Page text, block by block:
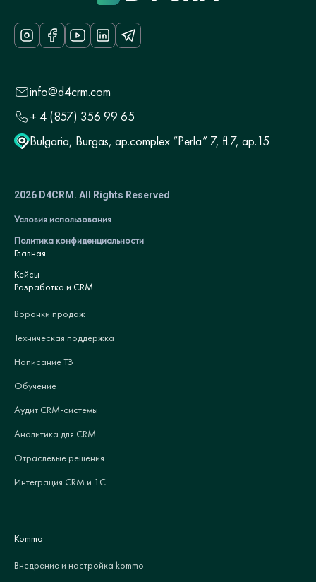
info@d4crm.com
+ 4 (857) 356 99 65
Bulgaria, Burgas, ap.complex “Perla” 7, fl.7, ap.15
2026 D4CRM. All Rights Reserved
Условия использования
Политика конфиденциальности
Главная
Кейсы
Разработка и CRM
Воронки продаж
Техническая поддержка
Написание ТЗ
Обучение
Аудит CRM-системы
Аналитика для CRM
Отраслевые решения
Интеграция CRM и 1С
Kommo
Внедрение и настройка kommo